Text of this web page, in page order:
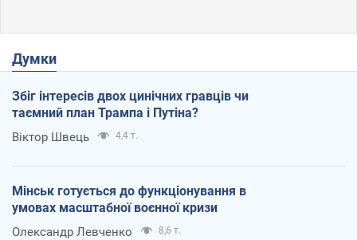
Думки
Збіг інтересів двох цинічних гравців чи
таємний план Трампа і Путіна?
Віктор Швець 4,4 т.
Мінськ готується до функціонування в
умовах масштабної воєнної кризи
Олександр Левченко 8,6 т.